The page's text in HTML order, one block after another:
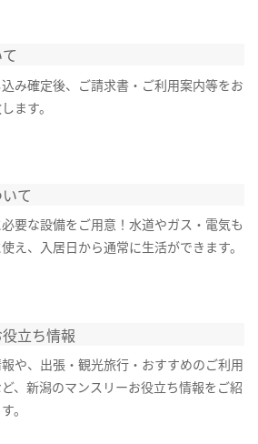
み確定後、ご請求書・ご利用案内等をお
ます。
て
要な設備をご用意！水道やガス・電気も
え、入居日から通常に生活ができます。
立ち情報
や、出張・観光旅行・おすすめのご利用
、新潟のマンスリーお役立ち情報をご紹
。